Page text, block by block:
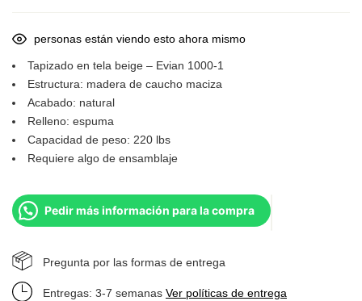
personas están viendo esto ahora mismo
Tapizado en tela beige – Evian 1000-1
Estructura: madera de caucho maciza
Acabado: natural
Relleno: espuma
Capacidad de peso: 220 lbs
Requiere algo de ensamblaje
Pedir más información para la compra
Pregunta por las formas de entrega
Entregas: 3-7 semanas Ver políticas de entrega